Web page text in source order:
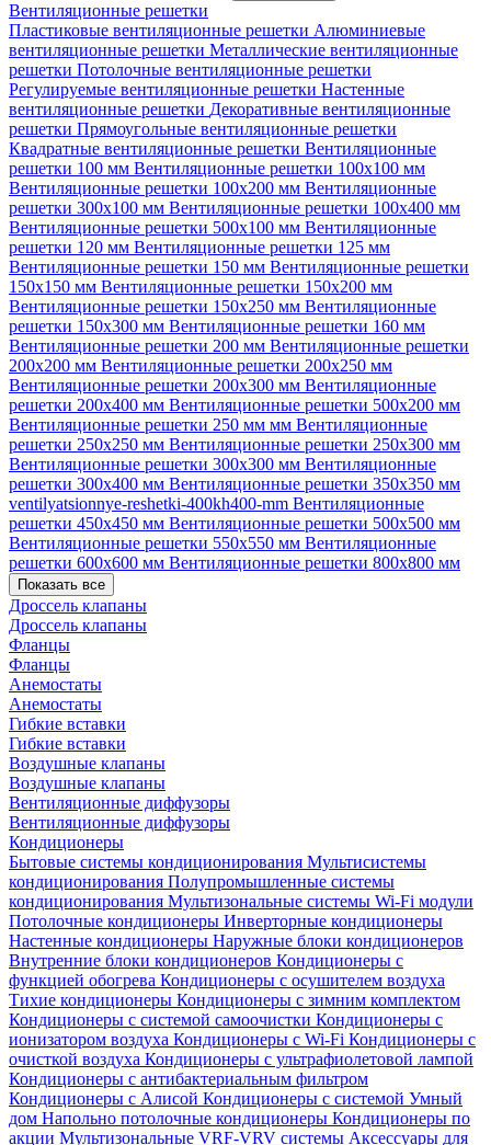
Вентиляционные решетки
Пластиковые вентиляционные решетки Алюминиевые
вентиляционные решетки Металлические вентиляционные
решетки Потолочные вентиляционные решетки
Регулируемые вентиляционные решетки Настенные
вентиляционные решетки Декоративные вентиляционные
решетки Прямоугольные вентиляционные решетки
Квадратные вентиляционные решетки Вентиляционные
решетки 100 мм Вентиляционные решетки 100х100 мм
Вентиляционные решетки 100х200 мм Вентиляционные
решетки 300х100 мм Вентиляционные решетки 100х400 мм
Вентиляционные решетки 500х100 мм Вентиляционные
решетки 120 мм Вентиляционные решетки 125 мм
Вентиляционные решетки 150 мм Вентиляционные решетки
150х150 мм Вентиляционные решетки 150х200 мм
Вентиляционные решетки 150х250 мм Вентиляционные
решетки 150х300 мм Вентиляционные решетки 160 мм
Вентиляционные решетки 200 мм Вентиляционные решетки
200х200 мм Вентиляционные решетки 200х250 мм
Вентиляционные решетки 200х300 мм Вентиляционные
решетки 200х400 мм Вентиляционные решетки 500х200 мм
Вентиляционные решетки 250 мм мм Вентиляционные
решетки 250х250 мм Вентиляционные решетки 250х300 мм
Вентиляционные решетки 300х300 мм Вентиляционные
решетки 300х400 мм Вентиляционные решетки 350х350 мм
ventilyatsionnye-reshetki-400kh400-mm Вентиляционные
решетки 450х450 мм Вентиляционные решетки 500х500 мм
Вентиляционные решетки 550х550 мм Вентиляционные
решетки 600х600 мм Вентиляционные решетки 800х800 мм
Показать все
Дроссель клапаны
Дроссель клапаны
Фланцы
Фланцы
Анемостаты
Анемостаты
Гибкие вставки
Гибкие вставки
Воздушные клапаны
Воздушные клапаны
Вентиляционные диффузоры
Вентиляционные диффузоры
Кондиционеры
Бытовые системы кондиционирования Мультисистемы
кондиционирования Полупромышленные системы
кондиционирования Мультизональные системы Wi-Fi модули
Потолочные кондиционеры Инверторные кондиционеры
Настенные кондиционеры Наружные блоки кондиционеров
Внутренние блоки кондиционеров Кондиционеры с
функцией обогрева Кондиционеры с осушителем воздуха
Тихие кондиционеры Кондиционеры с зимним комплектом
Кондиционеры с системой самоочистки Кондиционеры с
ионизатором воздуха Кондиционеры с Wi-Fi Кондиционеры с
очисткой воздуха Кондиционеры с ультрафиолетовой лампой
Кондиционеры с антибактериальным фильтром
Кондиционеры с Алисой Кондиционеры с системой Умный
дом Напольно потолочные кондиционеры Кондиционеры по
акции Мультизональные VRF-VRV системы Аксессуары для